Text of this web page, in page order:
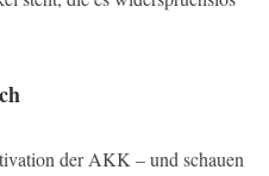
der AKK – und schauen